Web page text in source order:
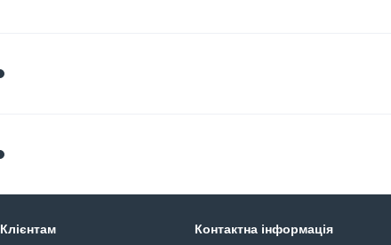
Клієнтам Контактна інформація